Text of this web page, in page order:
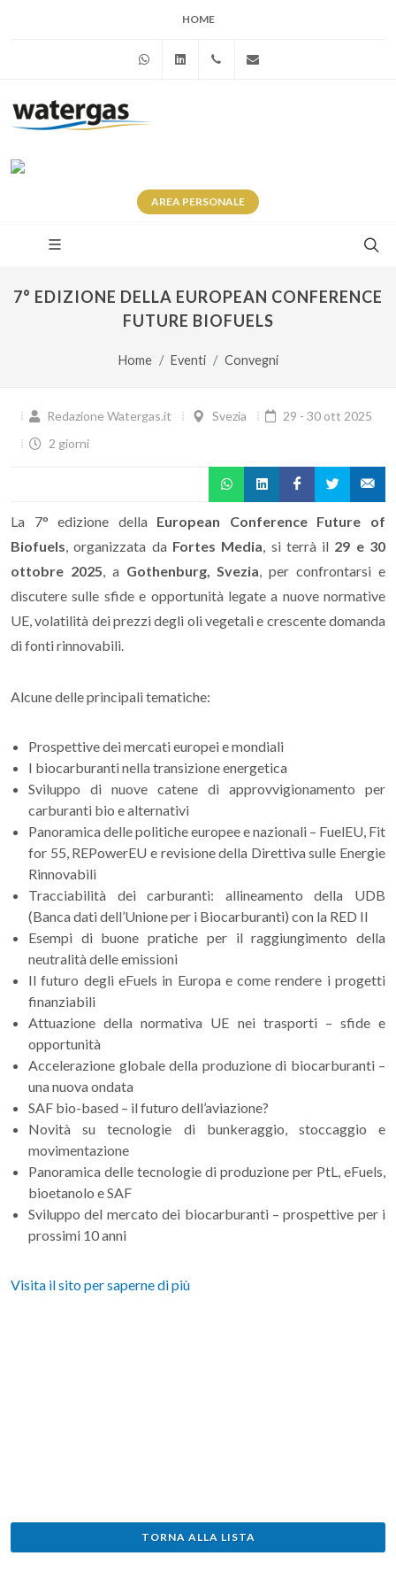
HOME
WhatsAppLinkedin+39 345 281 0246
AREA PERSONALE
7° EDIZIONE DELLA EUROPEAN CONFERENCE
FUTURE BIOFUELS
Home Eventi Convegni
Redazione Watergas.it Svezia
29 - 30 ott 2025
2 giorni
La 7° edizione della European Conference Future of
Biofuels, organizzata daFortes Media, si terrà il 29 e 30
ottobre 2025, a Gothenburg, Svezia, per confrontarsi e
discutere sulle sfide e opportunità legate a nuove normative
UE, volatilità dei prezzi degli oli vegetali e crescente domanda
di fonti rinnovabili.
Alcune delle principali tematiche:
Prospettive dei mercati europei e mondiali
I biocarburanti nella transizione energetica
Sviluppo di nuove catene di approvvigionamento per
carburanti bio e alternativi
Panoramica delle politiche europee e nazionali – FuelEU, Fit
for 55, REPowerEU e revisione della Direttiva sulle Energie
Rinnovabili
Tracciabilità dei carburanti: allineamento della UDB
(Banca dati dell’Unione per i Biocarburanti) con la RED II
Esempi di buone pratiche per il raggiungimento della
neutralità delle emissioni
Il futuro degli eFuels in Europa e come rendere i progetti
finanziabili
Attuazione della normativa UE nei trasporti – sfide e
opportunità
Accelerazione globale della produzione di biocarburanti –
una nuova ondata
SAF bio-based – il futuro dell’aviazione?
Novità su tecnologie di bunkeraggio, stoccaggio e
movimentazione
Panoramica delle tecnologie di produzione per PtL, eFuels,
bioetanolo e SAF
Sviluppo del mercato dei biocarburanti – prospettive per i
prossimi 10 anni
Visita il sito per saperne di più
TORNA ALLA LISTA